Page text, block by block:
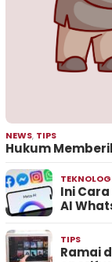
NEWS, TIPS
Hukum
Ini
AI
TIPS
Ramai